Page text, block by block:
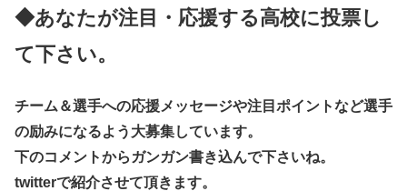
◆あなたが注目・応援する高校に投票し
て下さい。
チーム＆選手への応援メッセージや注目ポイントなど選手
の励みになるよう大募集しています。
下のコメントからガンガン書き込んで下さいね。
twitterで紹介させて頂きます。